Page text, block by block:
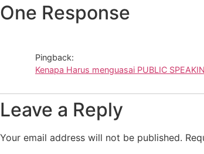
One Response
Pingback:
Kenapa Harus menguasai PUBLIC
Leave a Reply
Your email address will not be published.